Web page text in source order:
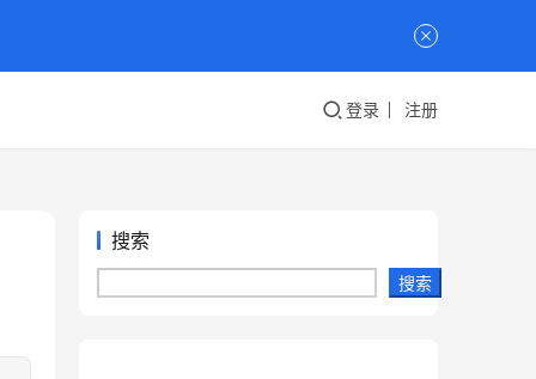
登录 注册
搜索
搜索